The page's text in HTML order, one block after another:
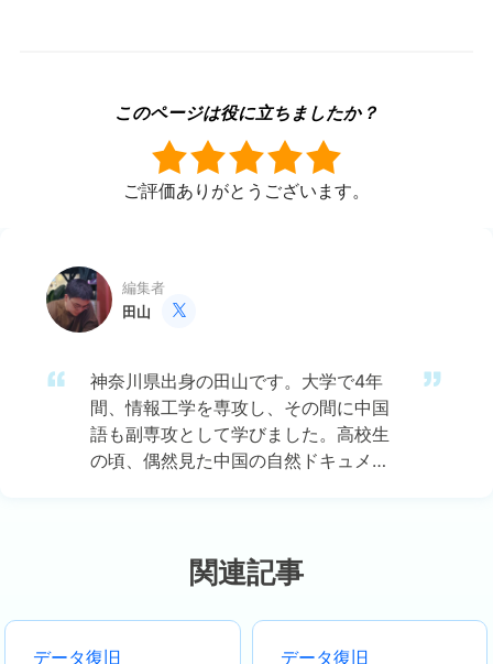
このページは役に立ちましたか？
ご評価ありがとうございます。
編集者
田山

神奈川県出身の田山です。大学で4年
間、情報工学を専攻し、その間に中国
語も副専攻として学びました。高校生
の頃、偶然見た中国の自然ドキュメン
通じて、ますますIT分野における日中
両国の連携の可能性に注目するように
なりました。 現在はEaseUSに勤務
し、ディスク・パーティション管理、
関連記事
データ復旧
データ復旧